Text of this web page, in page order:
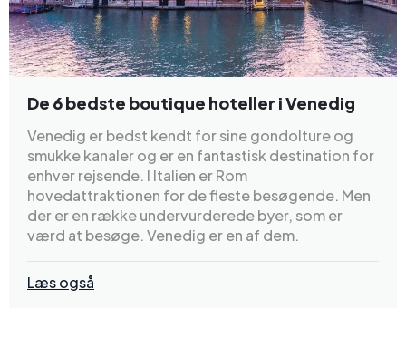
De 6 bedste boutique hoteller i Venedig
Venedig er bedst kendt for sine gondolture og
smukke kanaler og er en fantastisk destination for
enhver rejsende. I Italien er Rom
hovedattraktionen for de fleste besøgende. Men
der er en række undervurderede byer, som er
værd at besøge. Venedig er en af dem.
Læs også